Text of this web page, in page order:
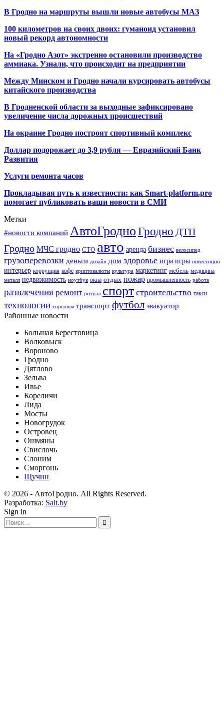
В Гродно на маршруты вышли новые автобусы МАЗ
100 километров на своих двоих: гуманоид установил
новый рекорд автономности
На «Гродно Азот» экстренно остановили производство
аммиака. Узнали, что происходит на предприятии
Между Минском и Гродно начали курсировать автобусы
китайского производства
В Гродненской области за выходные зафиксировано
увеличение числа дорожных происшествий
На окраине Гродно построят спортивный комплекс
Доллар подорожает до 3,9 рубля — Евразийский Банк
Развития
Услуги ремонта часов
Прокладывая путь к известности: как Smart-platform.pro
помогает публиковать ваши новости в СМИ
Метки
#новости компаний АвтоГродноГродно ДТП
Гродно МЧС гродно СТО авто аренда бизнес велосипед
грузоперевозки деньги дизайн дом здоровье игра игры инвестиции
интерьер коррупция кофе криптовалюты культура маркетинг мебель медицина
металл недвижимость ноутбук окна отдых пожар промышленность работа
развлечения ремонт ритуал спорт строительство такси
технологии торговля транспорт футбол эвакуатор
Районные новости
Большая Берестовица
Волковыск
Вороново
Гродно
Дятлово
Зельва
Ивье
Кореличи
Лида
Мосты
Новогрудок
Островец
Ошмяны
Свислочь
Слоним
Сморгонь
Щучин
© 2026 - АвтоГродно. All Rights Reserved.
Разработка: Sait.by
Sign in